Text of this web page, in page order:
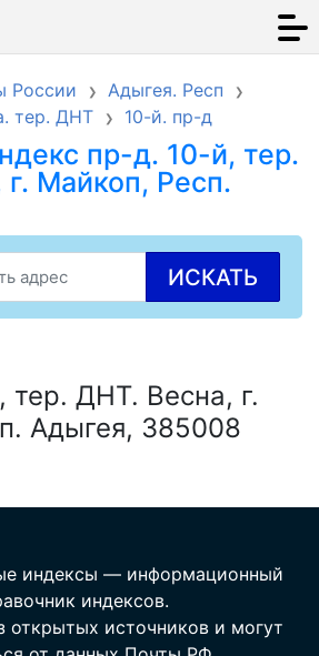
России
Адыгея. Респ
тер. ДНТ 10-й. пр-д
пр-д. 10-й, тер.
Майкоп, Респ.
ИСКАТЬ
тер. ДНТ. Весна, г.
Адыгея, 385008
индексы — информационный
индексов.
открытых источников и могут